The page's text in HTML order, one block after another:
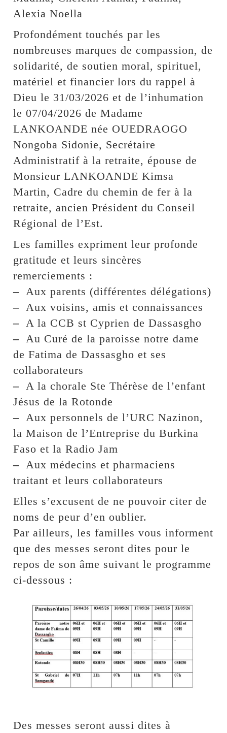
Alexia Noella
Profondément touchés par les
nombreuses marques de compassion, de
solidarité, de soutien moral, spirituel,
matériel et financier lors du rappel à
Dieu le 31/03/2026 et de l’inhumation
le 07/04/2026 de Madame
LANKOANDE née OUEDRAOGO
Nongoba Sidonie, Secrétaire
Administratif à la retraite, épouse de
Monsieur LANKOANDE Kimsa
Martin, Cadre du chemin de fer à la
retraite, ancien Président du Conseil
Régional de l’Est.
Les familles expriment leur profonde
gratitude et leurs sincères
remerciements :
– Aux parents (différentes délégations)
– Aux voisins, amis et connaissances
– A la CCB st Cyprien de Dassasgho
– Au Curé de la paroisse notre dame
de Fatima de Dassasgho et ses
collaborateurs
– A la chorale Ste Thérèse de l’enfant
Jésus de la Rotonde
– Aux personnels de l’URC Nazinon,
la Maison de l’Entreprise du Burkina
Faso et la Radio Jam
– Aux médecins et pharmaciens
traitant et leurs collaborateurs
Elles s’excusent de ne pouvoir citer de
noms de peur d’en oublier.
Par ailleurs, les familles vous informent
que des messes seront dites pour le
repos de son âme suivant le programme
ci-dessous :
Des messes seront aussi dites à